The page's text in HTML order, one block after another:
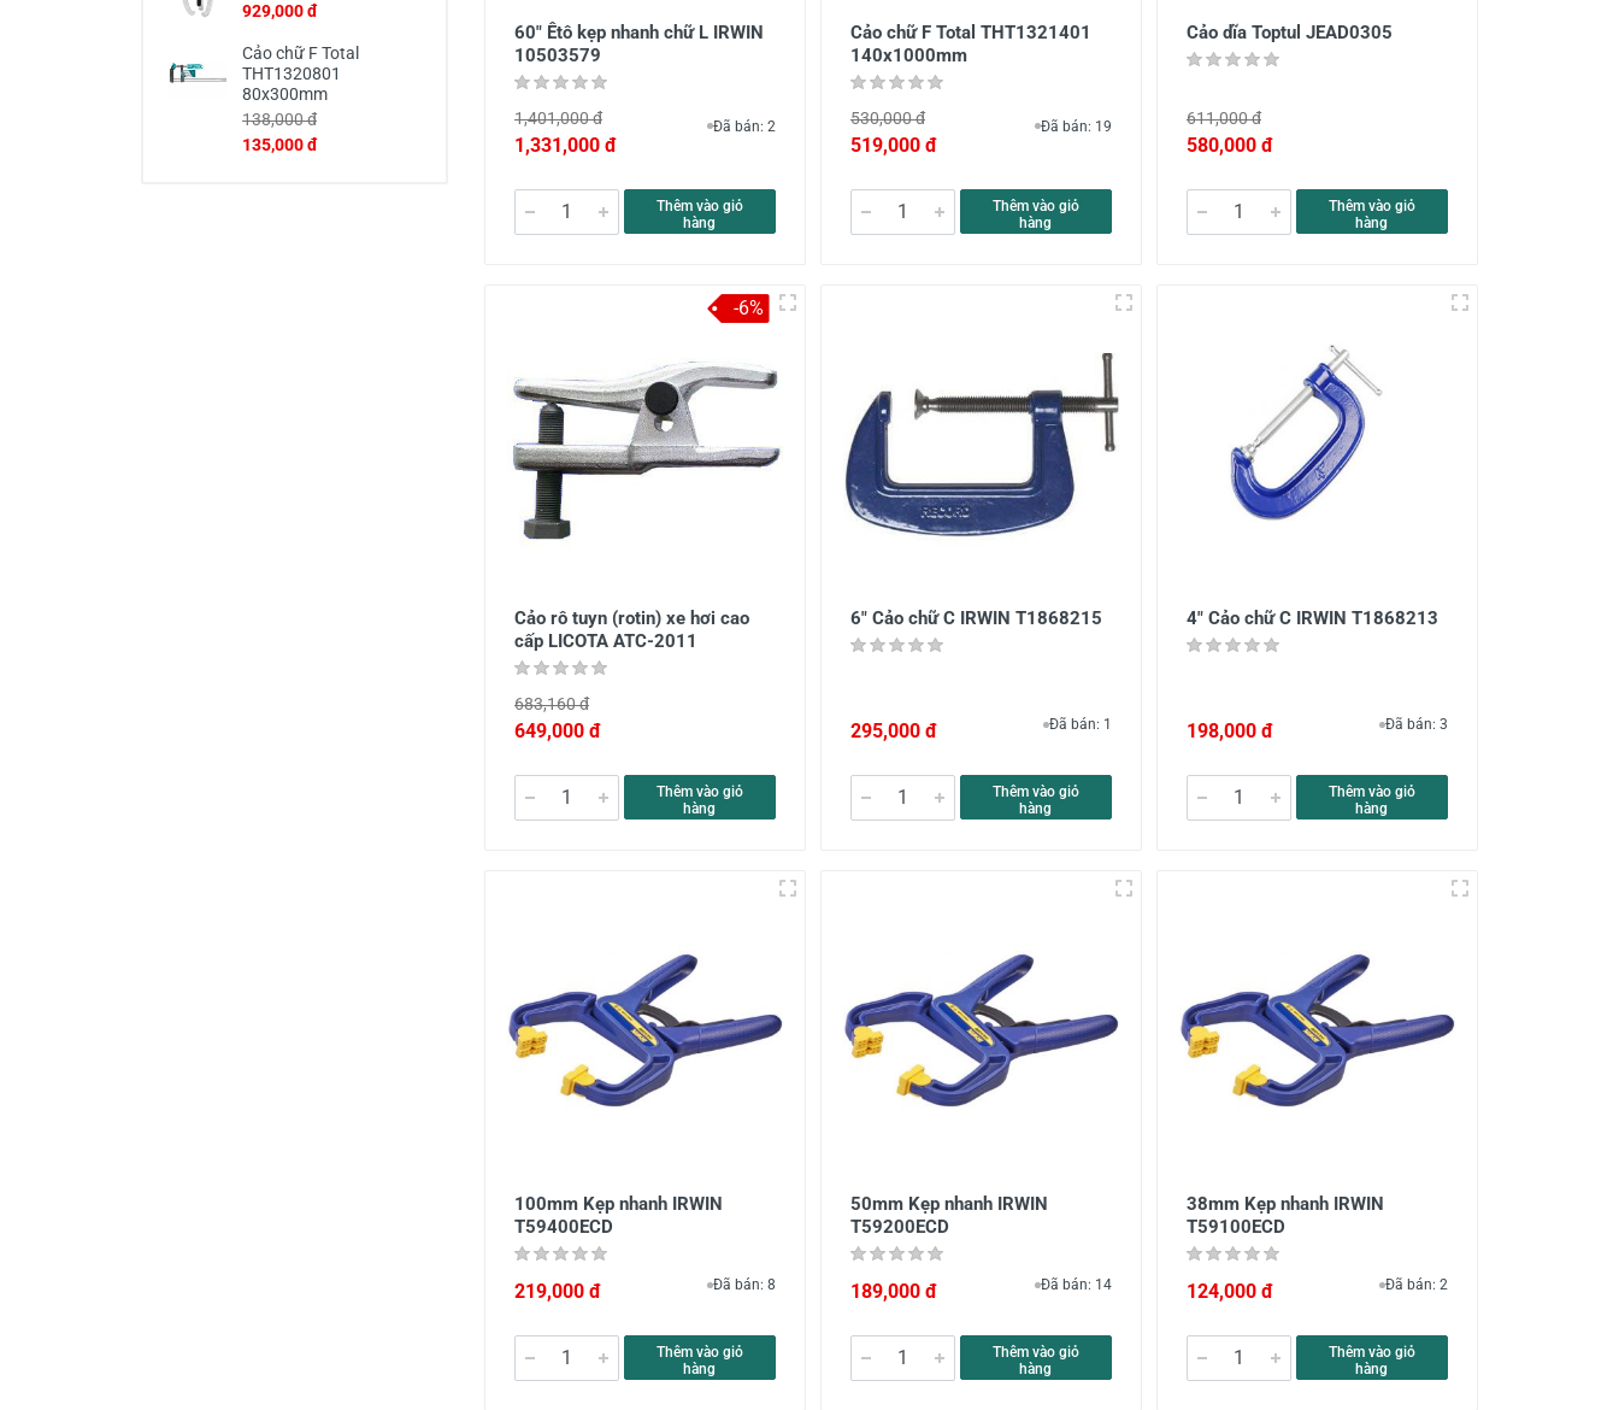
929,000 đ
Cảo chữ F Total
THT1320801
80x300mm
138,000 đ
135,000 đ
60" Êtô kẹp nhanh chữ L IRWIN
10503579
1,401,000 đ
1,331,000 đ
Đã bán: 2
Thêm vào giỏ
hàng
Cảo chữ F Total THT1321401
140x1000mm
530,000 đ
519,000 đ
Đã bán: 19
Thêm vào giỏ
hàng
Cảo dĩa Toptul JEAD0305
611,000 đ
580,000 đ
Thêm vào giỏ
hàng
Cảo rô tuyn (rotin) xe hơi cao
cấp LICOTA ATC-2011
683,160 đ
649,000 đ
Thêm vào giỏ
hàng
-6%
6" Cảo chữ C IRWIN T1868215
295,000 đ Đã bán: 1
Thêm vào giỏ
hàng
4" Cảo chữ C IRWIN T1868213
198,000 đ Đã bán: 3
Thêm vào giỏ
hàng
100mm Kẹp nhanh IRWIN
T59400ECD
219,000 đ Đã bán: 8
Thêm vào giỏ
hàng
50mm Kẹp nhanh IRWIN
T59200ECD
189,000 đ Đã bán: 14
Thêm vào giỏ
hàng
38mm Kẹp nhanh IRWIN
T59100ECD
124,000 đ Đã bán: 2
Thêm vào giỏ
hàng